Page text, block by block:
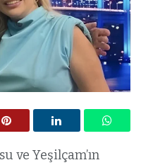
ve Yeşilçam’ın